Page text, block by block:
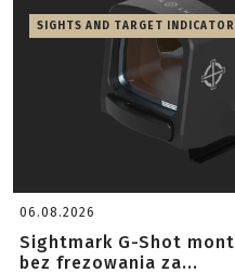
SIGHTS AND TARGET
06.08.2026
Sightmark G-Shot
bez frezowania za...